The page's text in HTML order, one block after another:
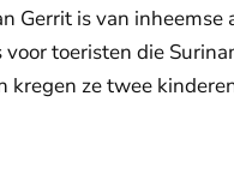
Gerrit is van inheemse
toeristen die
kregen ze twee